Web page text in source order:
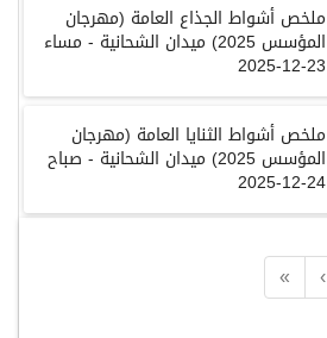
« ‹
ملخص أشواط الجذاع العامة (مهرجان
المؤسس 2025)ميدان الشحانية -مساء
23-12-2025
ملخص أشواط الثنايا العامة (مهرجان
المؤسس 2025)ميدان الشحانية -صباح
24-12-2025